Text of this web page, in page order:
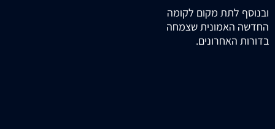
ובנוסף לתת מקום לקומה
החדשה האמונית שצמחה
בדורות האחרונים.